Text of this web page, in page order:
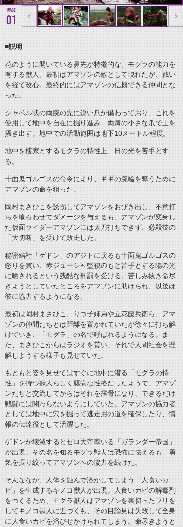
01
■説明
花のように開いている鼻先が特徴的な、モグラの能力を
有する獣人。最初はアマゾンの敵として現れたが、戦い
を経て改心。最終的にはアマゾンの信頼できる仲間とな
った。
シャベル状の両腕の先に鋭い爪が備わっており、これを
使用して地中を自在に掘り進み、両肩の小さな爪で土を
掻き出す。地中での活動範囲は地下10メートル程度。
地中を棲家とするモグラの特性上、日の光を苦手とす
る。
十面鬼ゴルゴスの命令により、ギギの腕輪を奪うために
アマゾンの命を狙った。
岡村まさひこを誘拐してアマゾンをおびき出し、不意打
ちを喰らわせてダメージを与えるも、アマゾンが変身し
た仮面ライダーアマゾンには太刀打ちできず、必殺技の
「大切断」を受けて敗走した。
秘密結社「ゲドン」のアジトに戻るも十面鬼ゴルゴスの
怒りを買い、赤ジューシャ監視のもと苦手とする陽の光
に晒されるという残酷な刑罰を受ける。苦しみ抜き命尽
きようとしていたところをアマゾンに助けられ、以後は
彼に協力するようになる。
最初は岡村まさひこ、りつ子姉弟や立花藤兵衛ら、アマ
ゾンの仲間たちとは距離を置かれていたが徐々に打ち解
けていき、「モグラ」の名で呼ばれるようになる。ま
た、まさひこからはラジオを貰い、それで人間社会を理
解しようする様子も見せていた。
もともと姿を見せてはすぐに地中に潜る「モグラの特
性」を持つ獣人らしく臆病な性格だったようで、アマゾ
ンたちと交流してからはそれを露骨になり、できるだけ
戦闘には関わらないようにしていた。アマゾンの協力者
としては地中に穴を掘って逃走用の道を確保したり、情
報の伝達役として活躍した。
ゲドンが壊滅するとゼロ大帝率いる「ガランダー帝国」
が出現。その名を知るモグラ獣人は恐怖に怯えるも、勇
気を振り絞ってアマゾンへの協力を続けた。
そんななか、人体を蝕んで溶かしてしまう「人食いカ
ビ」を生成するキノコ獣人が出現。人食いカビの解毒剤
をつくるため、モグラ獣人はアマゾンを裏切ったフリを
してキノコ獣人に近づくも、その目論見は失敗して全身
に人食いカビを浴びせかけられてしまう。命尽きようと